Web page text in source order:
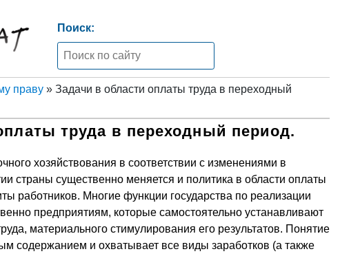
Поиск:
праву» Задачи в области оплаты труда в переходный
труда в переходный период.
хозяйствования в соответствии с изменениями в
страны существенно меняется и политика в области оплаты
работников. Многие функции государства по реализации
предприятиям, которые самостоятельно устанавливают
материального стимулирования его результатов. Понятие
содержанием и охватывает все виды заработков (а также